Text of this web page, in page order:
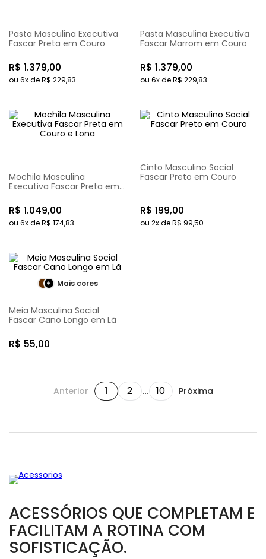
Pasta Masculina Executiva
Fascar Preta em Couro
R$ 1.379,00
ou 6x deR$ 229,83
Pasta Masculina Executiva
Fascar Marrom em Couro
R$ 1.379,00
ou 6x deR$ 229,83
Mochila Masculina
Executiva Fascar Preta em
R$ 1.049,00
ou 6x deR$ 174,83
Cinto Masculino Social
Fascar Preto em Couro
R$ 199,00
ou 2x deR$ 99,50
Mais cores
Meia Masculina Social
Fascar Cano Longo em Lã
R$ 55,00
Anterior 1 2 ... 10 Próxima
ACESSÓRIOS QUE COMPLETAM E
FACILITAM A ROTINA COM
SOFISTICAÇÃO.